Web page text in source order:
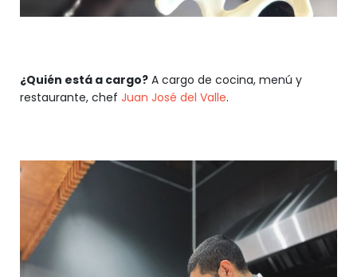
¿Quién está a cargo? A cargo de cocina, menú y
restaurante, chef Juan José del Valle.